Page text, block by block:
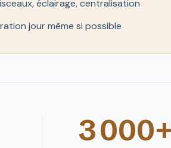
éclairage, centralisation
jour même si possible
3 000+